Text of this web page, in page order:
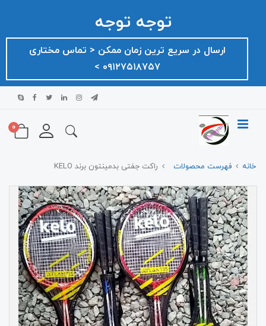
توجه توجه
ارسال در سریع ترین زمان ممکن ‌< تماس مختاری
۰۹۱۲۷۵۱۸۷۵۷ >
0
خانه فهرست محصولات راکت جفتی بدمینتون برند KELO